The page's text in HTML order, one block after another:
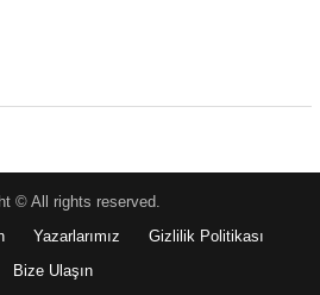
© All rights reserved.
Yazarlarımız
Gizlilik Politikası
Bize Ulaşın